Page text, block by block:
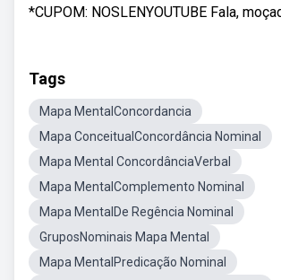
*CUPOM: NOSLENYOUTUBE Fala,
Tags
Mapa MentalConcordancia
Mapa ConceitualConcordância Nominal
Mapa Mental ConcordânciaVerbal
Mapa MentalComplemento Nominal
Mapa MentalDe Regência Nominal
GruposNominais Mapa Mental
Mapa MentalPredicação Nominal